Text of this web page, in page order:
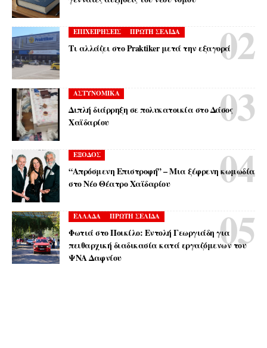
ΕΠΙΧΕΙΡΗΣΕΙΣ ΠΡΩΤΗ ΣΕΛΙΔΑ
Τι αλλάζει στο Praktiker μετά την εξαγορά
ΑΣΤΥΝΟΜΙΚΑ
Διπλή διάρρηξη σε πολυκατοικία στο Δάσος
Χαϊδαρίου
ΕΞΟΔΟΣ
“Απρόσμενη Επιστροφή” – Μια ξέφρενη κωμωδία
στο Νέο Θέατρο Χαϊδαρίου
ΕΛΛΑΔΑ ΠΡΩΤΗ ΣΕΛΙΔΑ
Φωτιά στο Ποικίλο: Εντολή Γεωργιάδη για
πειθαρχική διαδικασία κατά εργαζόμενων του
ΨΝΑ Δαφνίου